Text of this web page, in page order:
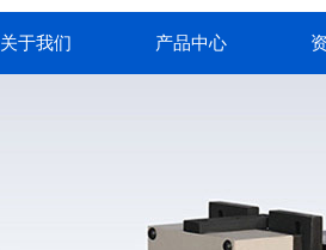
关于我们 产品中心